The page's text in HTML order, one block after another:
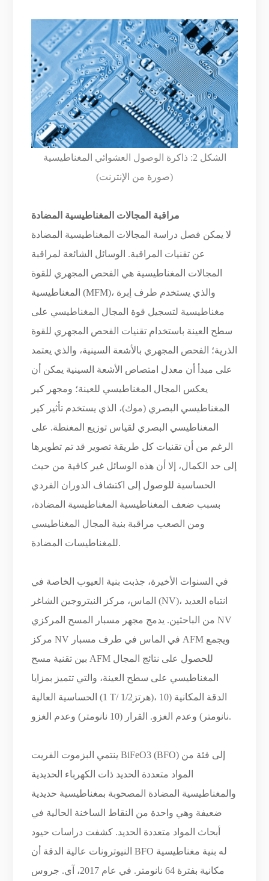
الشكل 2: ذاكرة الوصول العشوائي المغناطيسية
(صورة من الإنترنت)
مراقبة المجالات المغناطيسية المضادة
لا يمكن فصل دراسة المجالات المغناطيسية المضادة
عن تقنيات المراقبة. الوسائل الشائعة لمراقبة
المجالات المغناطيسية هي الفحص المجهري للقوة
المغناطيسية (MFM)، والذي يستخدم طرف إبرة
مغناطيسية لتسجيل قوة المجال المغناطيسي على
سطح العينة باستخدام تقنيات الفحص المجهري للقوة
الذرية؛ الفحص المجهري بالأشعة السينية، والذي يعتمد
على مبدأ أن معدل امتصاص الأشعة السينية يمكن أن
يعكس المجال المغناطيسي للعينة؛ ومجهر كير
المغناطيسي البصري (موك)، الذي يستخدم تأثير كير
المغناطيسي البصري لقياس توزيع المغنطة. على
الرغم من أن تقنيات كل طريقة تصوير قد تم تطويرها
إلى حد الكمال، إلا أن هذه الوسائل غير كافية من حيث
الحساسية للوصول إلى اكتشاف الدوران الفردي
بسبب ضعف المغناطيسية المغناطيسية المضادة،
ومن الصعب مراقبة بنية المجال المغناطيسي
للمغناطيسات المضادة.
في السنوات الأخيرة، جذبت بنية العيوب الخاصة في
الماس، مركز النيتروجين الشاغر (NV)، انتباه العديد
من الباحثين. يدمج مجهر مسبار المسح المركزي NV
مركز NV في الماس في طرف مسبار AFM ويجمع
بين تقنية مسح AFM للحصول على نتائج المجال
المغناطيسي على سطح العينة، والتي تتميز بمزايا
الحساسية العالية (1 T/ هرتز1/2)، الدقة المكانية (10
نانومتر) وعدم الغزو. القرار (10 نانومتر) وعدم الغزو.
ينتمي البزموت الفريت BiFeO3 (BFO) إلى فئة من
المواد متعددة الحديد ذات الكهرباء الحديدية
والمغناطيسية المضادة المصحوبة بمغناطيسية حديدية
ضعيفة وهي واحدة من النقاط الساخنة الحالية في
أبحاث المواد متعددة الحديد. كشفت دراسات حيود
النيوترونات عالية الدقة أن BFO له بنية مغناطيسية
مكانية بفترة 64 نانومتر. في عام 2017، آي. جروس